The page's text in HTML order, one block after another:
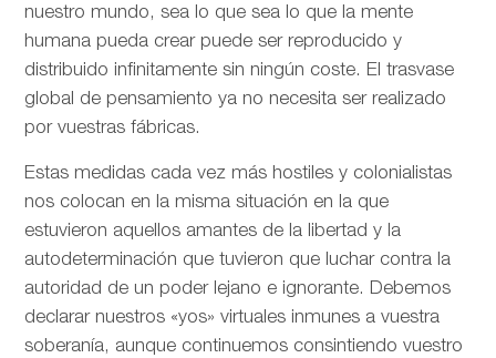
nuestro mundo, sea lo que sea lo que la mente
humana pueda crear puede ser reproducido y
distribuido infinitamente sin ningún coste. El trasvase
global de pensamiento ya no necesita ser realizado
por vuestras fábricas.
Estas medidas cada vez más hostiles y colonialistas
nos colocan en la misma situación en la que
estuvieron aquellos amantes de la libertad y la
autodeterminación que tuvieron que luchar contra la
autoridad de un poder lejano e ignorante. Debemos
declarar nuestros «yos» virtuales inmunes a vuestra
soberanía, aunque continuemos consintiendo vuestro